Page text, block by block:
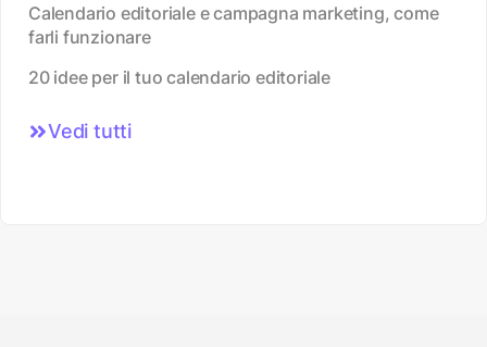
Calendario editoriale e campagna marketing, come
farli funzionare
20 idee per il tuo calendario editoriale
Vedi tutti